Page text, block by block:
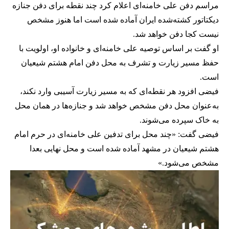
مراسم دفن علی خامنه‌ای اعلام کرد چند نقطه برای دفن جنازه
دیکتاتور کشته‌شده ایران آماده شده است اما هنوز مشخص
نیست کجا دفن خواهد شد.
او گفت بر اساس توصیه علی خامنه‌ای و خانواده او، اولویت با
حفظ مسیر زیارت و تشرف به محل دفن امام هشتم شیعیان
است.
فیضی افزود هر نقطه‌ای که به مسیر زیارت آسیبی وارد نکند،
به‌عنوان محل دفن مشخص خواهد شد و جنازه‌ها در همان محل
به خاک سپرده می‌شوند.
فیضی گفت: «چند محل برای تدفین علی خامنه‌ای در حرم امام
هشتم شیعیان در مشهد آماده شده است و محل نهایی بعدا
مشخص می‌شود.»